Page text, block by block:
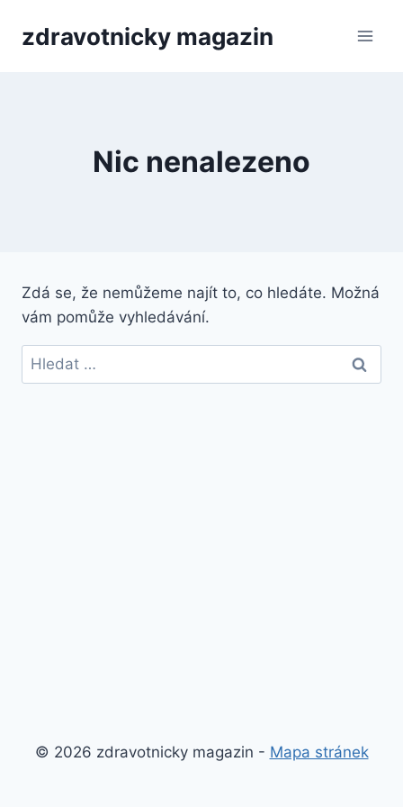
zdravotnicky magazin
Nic nenalezeno
Zdá se, že nemůžeme najít to, co hledáte. Možná
vám pomůže vyhledávání.
Vyhledávání
© 2026 zdravotnicky magazin - Mapa stránek